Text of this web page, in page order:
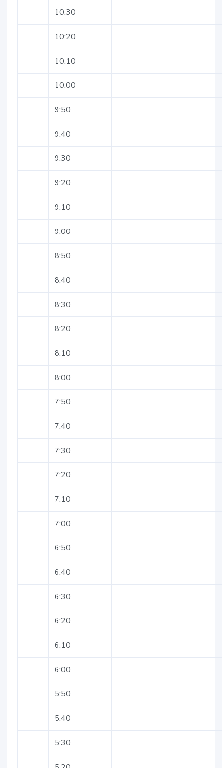
10:30
10:20
10:10
10:00
9:50
9:40
9:30
9:20
9:10
9:00
8:50
8:40
8:30
8:20
8:10
8:00
7:50
7:40
7:30
7:20
7:10
7:00
6:50
6:40
6:30
6:20
6:10
6:00
5:50
5:40
5:30